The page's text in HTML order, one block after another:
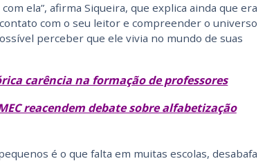
ela”, afirma Siqueira, que explica ainda que era
com o seu leitor e compreender o universo
perceber que ele vivia no mundo de suas
carência na formação de professores
reacendem debate sobre alfabetização
é o que falta em muitas escolas, desabafa